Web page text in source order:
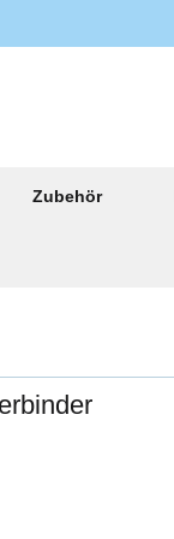
Zubehör